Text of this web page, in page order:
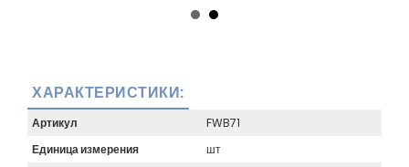
ХАРАКТЕРИСТИКИ:
Артикул
FWB71
Единица измерения
шт